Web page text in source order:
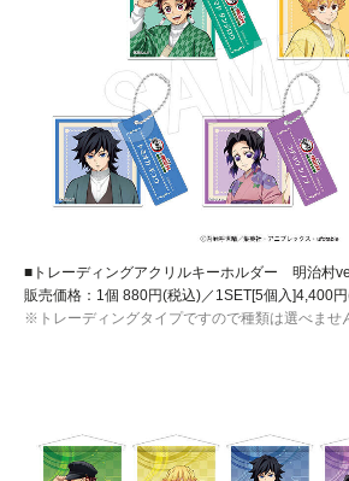
■トレーディングアクリルキーホルダー 明治村
販売価格：1個 880円(税込)／1SET[5個入]4,400
※トレーディングタイプですので種類は選べませ